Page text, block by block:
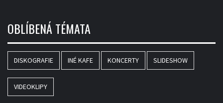
OBLÍBENÁ TÉMATA
DISKOGRAFIE INÉ KAFE KONCERTY SLIDESHOW
VIDEOKLIPY